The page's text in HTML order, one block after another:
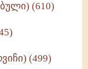
(610)
(499)